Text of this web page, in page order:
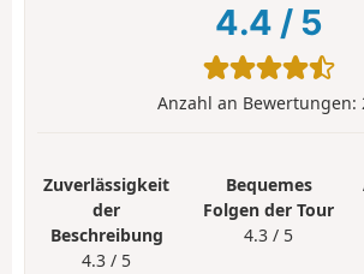
4.4 / 5
Anzahl an Bewertungen:
Zuverlässigkeit
der
Beschreibung
4.3 / 5
Bequemes
Folgen der Tour
4.3 / 5